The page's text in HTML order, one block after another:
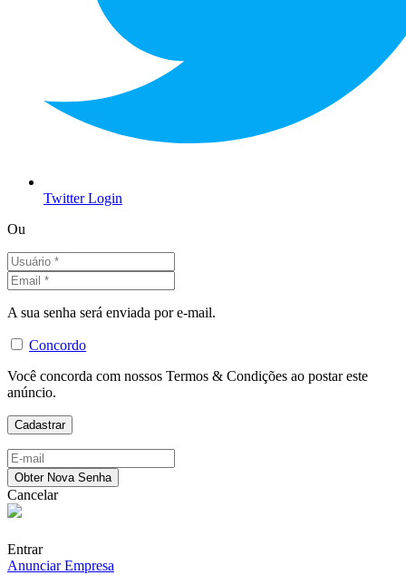
Twitter Login
Ou
A sua senha será enviada por e-mail.
Concordo
Você concorda com nossos Termos & Condições ao postar este
anúncio.
Cancelar
Entrar
Anunciar Empresa